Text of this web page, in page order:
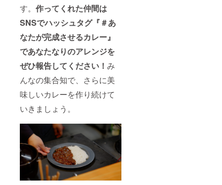
す。 作ってくれた仲間は
SNSでハッシュタグ『＃あ
なたが完成させるカレー』
であなたなりのアレンジを
ぜひ報告してください！ み
んなの集合知で、さらに美
味しいカレーを作り続けて
いきましょう。